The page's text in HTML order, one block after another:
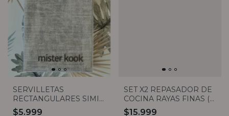
SERVILLETAS
RECTANGULARES SIMIL
LINO LISAS X20
$5.999
SET X2 REPASADOR DE
COCINA RAYAS FINAS (5
COLORES)
$15.999